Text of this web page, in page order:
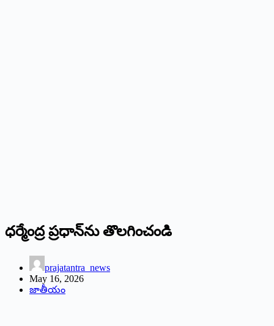
ధర్మేంద్ర ప్రధాన్‌ను తొలగించండి
prajatantra_news
May 16, 2026
జాతీయం